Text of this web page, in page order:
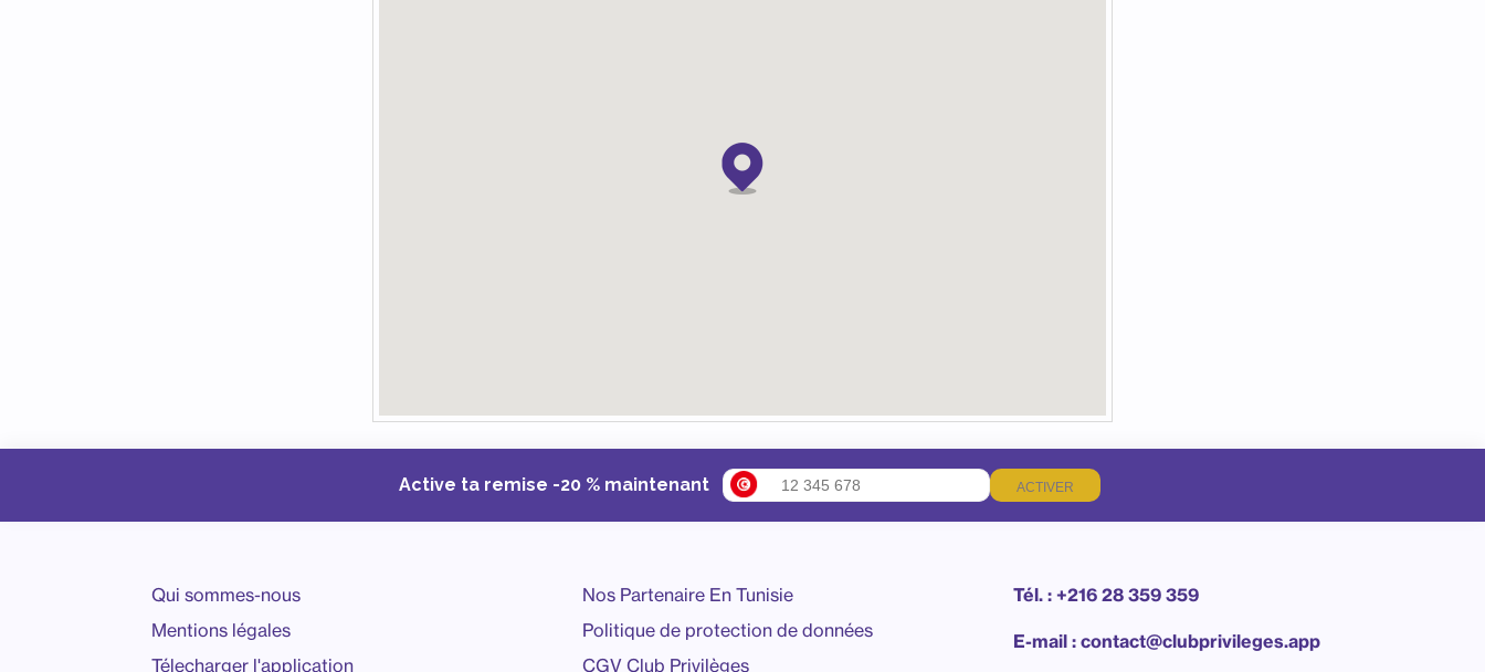
Active ta remise -20 % maintenant ACTIVER
Qui sommes-nous
Mentions légales
Télecharger l'application
Nos Partenaire En Tunisie
Politique de protection de données
CGV Club Privilèges
Tél. : +216 28 359 359
E-mail : contact@clubprivileges.app